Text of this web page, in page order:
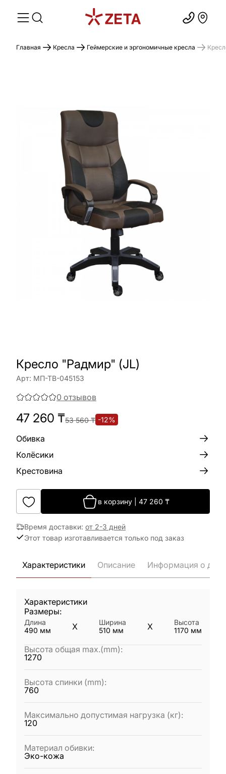
Главная Кресла Геймерские и эргономичные кресла
Кресло "Радмир" (JL)
Арт: МП-ТВ-045153
0 отзывов
47 260 ₸53 560₸ -12%
Обивка
Колёсики
Крестовина
в корзину| 47 260 ₸
Время доставки: от 2-3 дней
Этот товар изготавливается только под заказ
Характеристики Описание Информация о
Характеристики
Размеры:
Длина
490 мм X
Ширина
510 мм X
Высота
1170 мм
Высота общая max.(mm):
1270
Высота спинки (mm):
760
Максимально допустимая нагрузка (кг):
120
Материал обивки:
Эко-кожа